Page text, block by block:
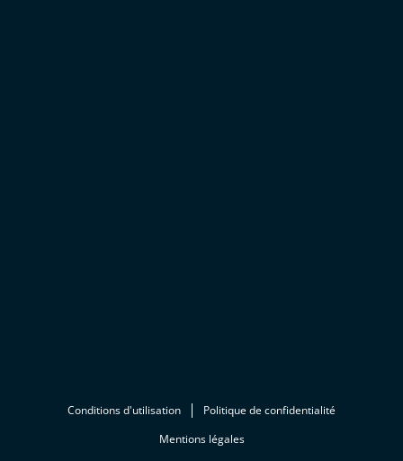
Conditions d'utilisation
Politique de confidentialité
Mentions légales